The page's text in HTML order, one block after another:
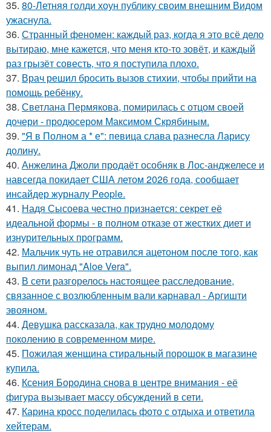
35. 80-Летняя голди хоун публику своим внешним Видом
ужаснула.
36. Странный феномен: каждый раз, когда я это всё дело
вытираю, мне кажется, что меня кто-то зовёт, и каждый
раз грызёт совесть, что я поступила плохо.
37. Врач решил бросить вызов стихии, чтобы прийти на
помощь ребёнку.
38. Светлана Пермякова, помирилась с отцом своей
дочери - продюсером Максимом Скрябиным.
39. "Я в Полном а * е": певица слава разнесла Ларису
долину.
40. Анжелина Джоли продаёт особняк в Лос-анджелесе и
навсегда покидает США летом 2026 года, сообщает
инсайдер журналу People.
41. Надя Сысоева честно признается: секрет её
идеальной формы - в полном отказе от жестких диет и
изнурительных программ.
42. Мальчик чуть не отравился ацетоном после того, как
выпил лимонад "Aloe Vera".
43. В сети разгорелось настоящее расследование,
связанное с возлюбленным вали карнавал - Аргишти
эвояном.
44. Девушка рассказала, как трудно молодому
поколению в современном мире.
45. Пожилая женщина стиральный порошок в магазине
купила.
46. Ксения Бородина снова в центре внимания - её
фигура вызывает массу обсуждений в сети.
47. Карина кросс поделилась фото с отдыха и ответила
хейтерам.